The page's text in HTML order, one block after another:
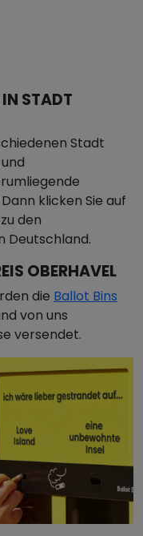
STADT
Stadt
klicken Sie auf
den
Deutschland.
OBERHAVEL
die Ballot Bins
von uns
versendet.